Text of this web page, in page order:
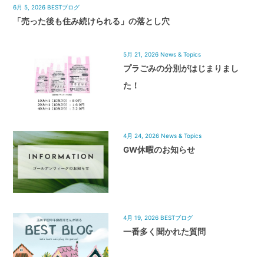
6月 5, 2026 BESTブログ
「売った後も住み続けられる」の落とし穴
5月 21, 2026 News & Topics
プラごみの分別がはじまりまし
た！
4月 24, 2026 News & Topics
GW休暇のお知らせ
4月 19, 2026 BESTブログ
一番多く聞かれた質問